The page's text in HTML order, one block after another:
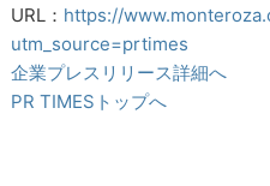
URL： https://
utm_source=prtimes
企業プレスリリース詳細へ
PR TIMESトップへ